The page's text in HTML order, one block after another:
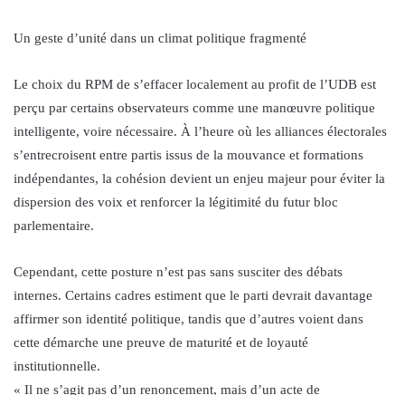
Un geste d’unité dans un climat politique fragmenté
Le choix du RPM de s’effacer localement au profit de l’UDB est
perçu par certains observateurs comme une manœuvre politique
intelligente, voire nécessaire. À l’heure où les alliances électorales
s’entrecroisent entre partis issus de la mouvance et formations
indépendantes, la cohésion devient un enjeu majeur pour éviter la
dispersion des voix et renforcer la légitimité du futur bloc
parlementaire.
Cependant, cette posture n’est pas sans susciter des débats
internes. Certains cadres estiment que le parti devrait davantage
affirmer son identité politique, tandis que d’autres voient dans
cette démarche une preuve de maturité et de loyauté
institutionnelle.
« Il ne s’agit pas d’un renoncement, mais d’un acte de